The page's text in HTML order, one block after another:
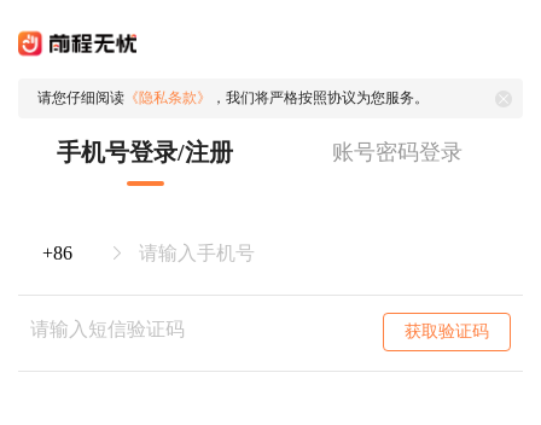
请您仔细阅读 《隐私条款》 ，我们将严格按照协议为您服务。
手机号登录/注册 账号密码登录
获取验证码